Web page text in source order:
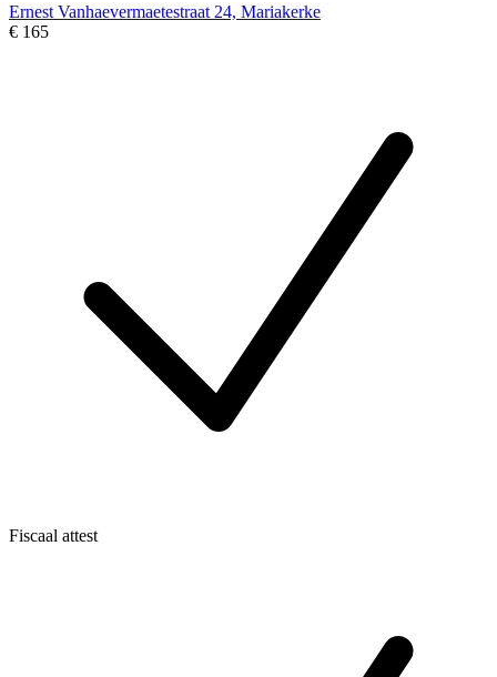
Ernest Vanhaevermaetestraat 24, Mariakerke
€ 165
Fiscaal attest